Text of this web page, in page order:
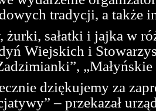
tradycji, a także
sałatki i jajka w
Wiejskich i
dziękujemy za
– przekazał